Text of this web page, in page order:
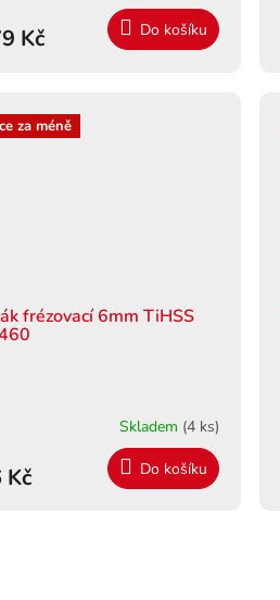
Kč Do košíku
za méně
frézovací 6mm TiHSS
Skladem (4 ks)
Kč Do košíku